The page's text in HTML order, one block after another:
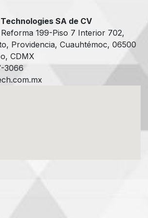
SA de CV
Reforma 199-Piso 7 Interior 702,
Providencia, Cuauhtémoc, 06500
CDMX
3066